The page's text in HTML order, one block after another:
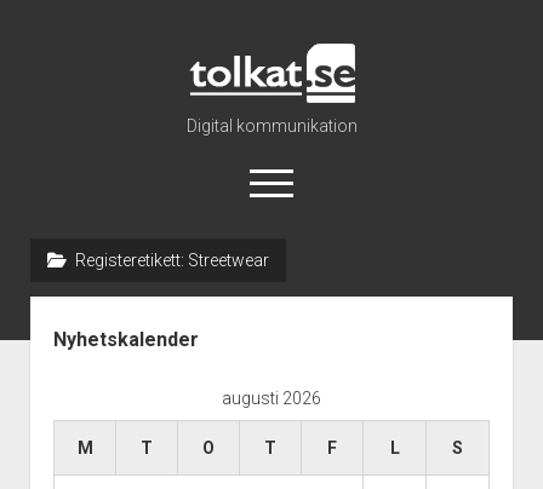
Tolkat
Digital kommunikation
öppna
meny
Info
Regler
Registeretikett: Streetwear
Nyhetskalender
augusti 2026
M T O T F L S